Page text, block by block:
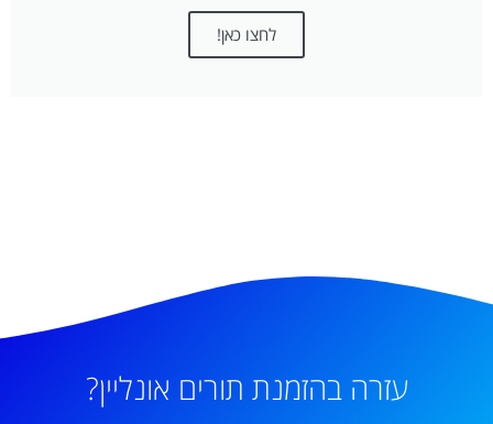
לחצו כאן!
עזרה בהזמנת תורים אונליין?